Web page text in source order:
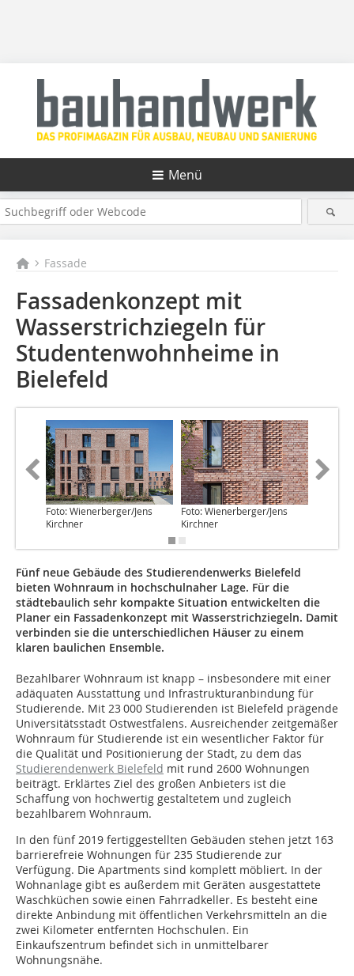
Menü
Fassade
Fassadenkonzept mit
Wasserstrichziegeln für
Studentenwohnheime in
Bielefeld
Foto: Wienerberger/Jens
Kirchner
Foto: Wienerberger/Jens
Kirchner
Fünf neue Gebäude des Studierendenwerks Bielefeld
bieten Wohnraum in hochschulnaher Lage. Für die
städtebaulich sehr kompakte Situation entwickelten die
Planer ein Fassadenkonzept mit Wasserstrichziegeln. Damit
verbinden sie die unterschiedlichen Häuser zu einem
klaren baulichen Ensemble.
Bezahlbarer Wohnraum ist knapp – insbesondere mit einer
adäquaten Ausstattung und Infrastrukturanbindung für
Studierende. Mit 23 000 Studierenden ist Bielefeld prägende
Universitätsstadt Ostwestfalens. Ausreichender zeitgemäßer
Wohnraum für Studierende ist ein wesentlicher Faktor für
die Qualität und Positionierung der Stadt, zu dem das
Studierendenwerk Bielefeld mit rund 2600 Wohnungen
beiträgt. Erklärtes Ziel des großen Anbieters ist die
Schaffung von hochwertig gestaltetem und zugleich
bezahlbarem Wohnraum.
In den fünf 2019 fertiggestellten Gebäuden stehen jetzt 163
barrierefreie Wohnungen für 235 Studierende zur
Verfügung. Die Apartments sind komplett möbliert. In der
Wohnanlage gibt es außerdem mit Geräten ausgestattete
Waschküchen sowie einen Fahrradkeller. Es besteht eine
direkte Anbindung mit öffentlichen Verkehrsmitteln an die
zwei Kilometer entfernten Hochschulen. Ein
Einkaufszentrum befindet sich in unmittelbarer
Wohnungsnähe.